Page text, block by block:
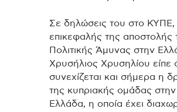
Σε δηλώσεις του στο ΚΥΠΕ,
επικεφαλής της αποστολής
Πολιτικής Άμυνας στην
Χρυσήλιος Χρυσηλίου είπε
συνεχίζεται και σήμερα η
της κυπριακής ομάδας στην
Ελλάδα, η οποία έχει